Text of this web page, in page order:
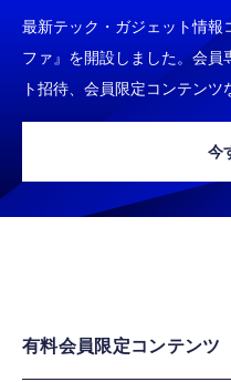
最新テック・ガジェット情報
ファ』を開設しました。会
ト招待、会員限定コンテンツ
今
有料会員限定コンテンツ